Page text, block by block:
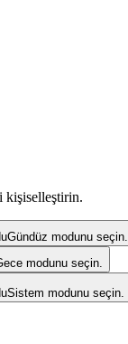
kişiselleştirin.
Gündüz modunu seçin.
modunu seçin.
Sistem modunu seçin.